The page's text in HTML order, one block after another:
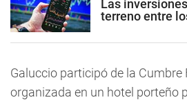
Las
terreno entre
Galuccio participó de la Cumbre
organizada en un hotel porteño